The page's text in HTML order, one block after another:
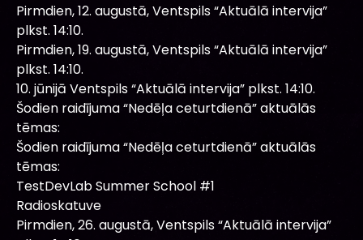
Pirmdien, 12. augustā, Ventspils “Aktuālā intervija”
plkst. 14:10.
Pirmdien, 19. augustā, Ventspils “Aktuālā intervija”
plkst. 14:10.
10. jūnijā Ventspils “Aktuālā intervija” plkst. 14:10.
Šodien raidījuma “Nedēļa ceturtdienā” aktuālās
tēmas:
Šodien raidījuma “Nedēļa ceturtdienā” aktuālās
tēmas:
TestDevLab Summer School #1
Radioskatuve
Pirmdien, 26. augustā, Ventspils “Aktuālā intervija”